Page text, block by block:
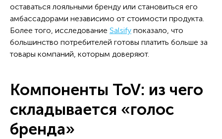
оставаться лояльными бренду или становиться его
амбассадорами независимо от стоимости продукта.
Более того, исследование Salsify показало, что
большинство потребителей готовы платить больше за
товары компаний, которым доверяют.
Компоненты ToV: из чего
складывается «голос
бренда»